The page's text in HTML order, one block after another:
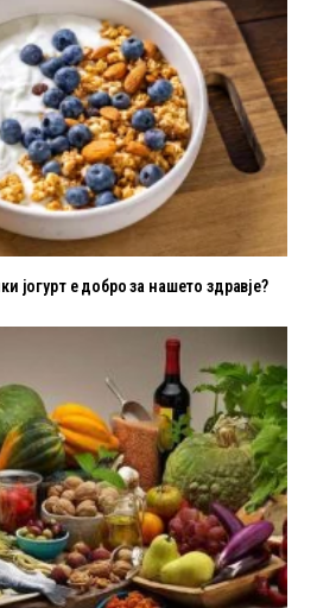
јогурт е добро за нашето здравје?